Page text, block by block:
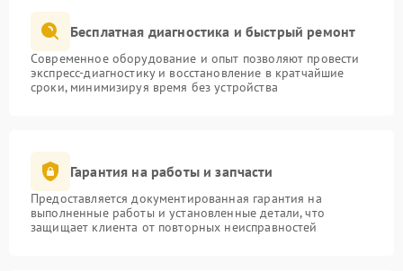
Бесплатная диагностика и быстрый ремонт
Современное оборудование и опыт позволяют провести
экспресс-диагностику и восстановление в кратчайшие
сроки, минимизируя время без устройства
Гарантия на работы и запчасти
Предоставляется документированная гарантия на
выполненные работы и установленные детали, что
защищает клиента от повторных неисправностей